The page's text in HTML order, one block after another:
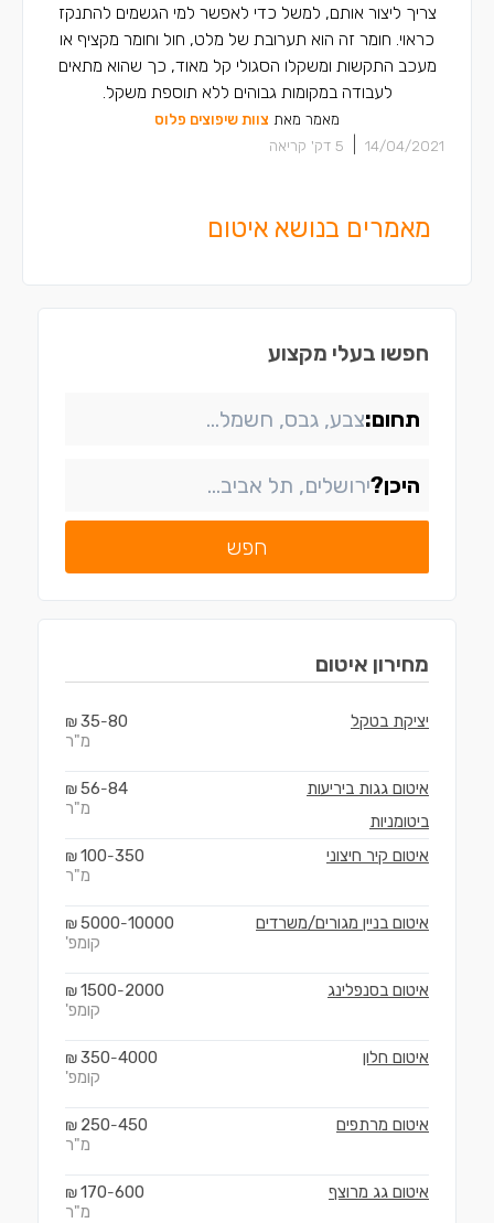
צריך ליצור אותם, למשל כדי לאפשר למי הגשמים להתנקז
כראוי. חומר זה הוא תערובת של מלט, חול וחומר מקציף או
מעכב התקשות ומשקלו הסגולי קל מאוד, כך שהוא מתאים
לעבודה במקומות גבוהים ללא תוספת משקל.
מאמר מאת צוות שיפוצים פלוס
14/04/2021
5 דק' קריאה
מאמרים בנושא איטום
חפשו בעלי מקצוע
תחום:
היכן?
חפש
מחירון איטום
יציקת בטקל 35-80
₪
מ"ר
איטום גגות ביריעות
ביטומניות
56-84
₪
מ"ר
איטום קיר חיצוני 100-350
₪
מ"ר
איטום בניין מגורים/משרדים 5000-10000
₪
קומפ'
איטום בסנפלינג 1500-2000
₪
קומפ'
איטום חלון 350-4000
₪
קומפ'
איטום מרתפים 250-450
₪
מ"ר
איטום גג מרוצף 170-600
₪
מ"ר